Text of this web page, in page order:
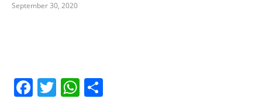
September 30, 2020
Facebook
TwitterWhatsApp